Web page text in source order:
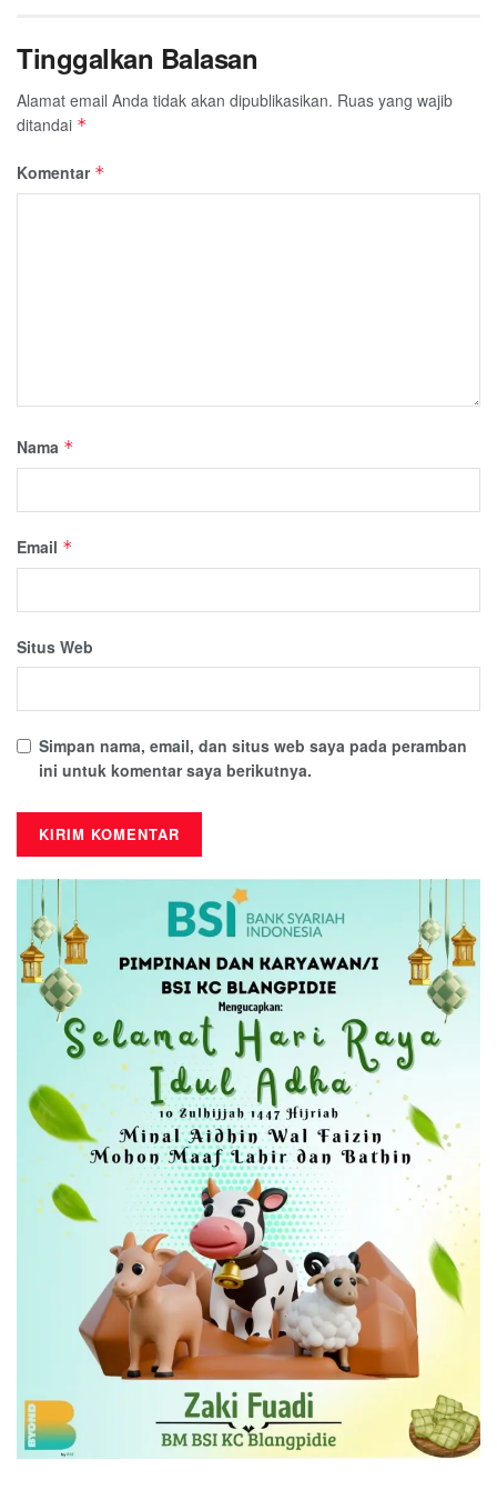
Tinggalkan Balasan
Alamat email Anda tidak akan dipublikasikan. Ruas yang wajib
ditandai *
Komentar *
Nama *
Email *
Situs Web
Simpan nama, email, dan situs web saya pada peramban
ini untuk komentar saya berikutnya.